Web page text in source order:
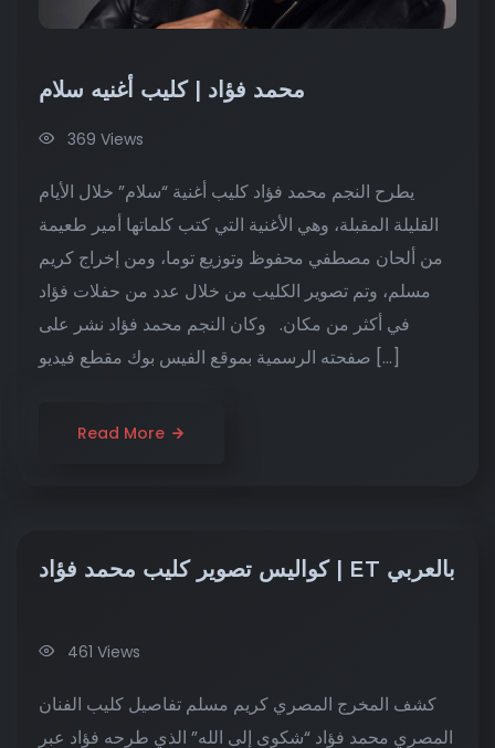
369 Views
يطرح النجم محمد فؤاد كليب أغنية “سلام” خلال الأيام
القليلة المقبلة، وهي الأغنية التي كتب كلماتها أمير طعيمة
من ألحان مصطفي محفوظ وتوزيع توما، ومن إخراج كريم
مسلم، وتم تصوير الكليب من خلال عدد من حفلات فؤاد
في أكثر من مكان. وكان النجم محمد فؤاد نشر على
صفحته الرسمية بموقع الفيس بوك مقطع فيديو […]
Read More
كواليس تصوير كليب محمد فؤاد | ET بالعربي
461 Views
كشف المخرج المصري كريم مسلم تفاصيل كليب الفنان
المصري محمد فؤاد “شكوى إلى الله” الذي طرحه فؤاد عبر